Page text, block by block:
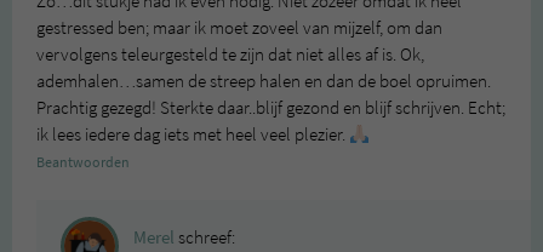
gestressed ben; maar ik moet zoveel van mijzelf, om dan
vervolgens teleurgesteld te zijn dat niet alles af is. Ok,
ademhalen…samen de streep halen en dan de boel opruimen.
Prachtig gezegd! Sterkte daar..blijf gezond en blijf schrijven. Echt;
ik lees iedere dag iets met heel veel plezier.
Beantwoorden
Merel schreef: